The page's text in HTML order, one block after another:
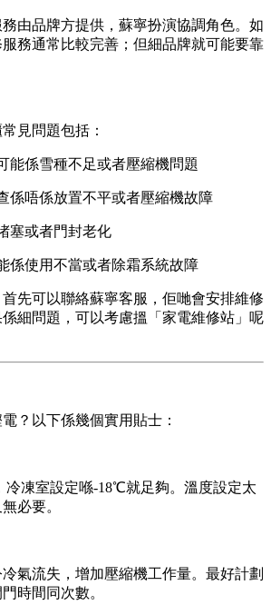
由品牌方提供，蘇寧扮演協調角色。如
務通常比較完善；但細品牌就可能要靠
見問題包括：
能係雪種不足或者壓縮機問題
係唔係放置不平或者壓縮機故障
塞或者門封老化
係使用不當或者除霜系統故障
先可以聯絡蘇寧客服，佢哋會安排維修
細問題，可以考慮搵「家電維修站」呢
？以下係幾個實用貼士：
凍室設定喺-18℃就足夠。溫度設定太
必要。
氣流失，增加壓縮機工作量。最好計劃
時間同次數。